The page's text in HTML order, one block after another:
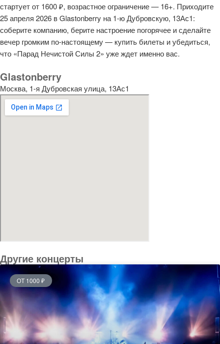
стартует от 1600 ₽, возрастное ограничение — 16+. Приходите
25 апреля 2026 в Glastonberry на 1-ю Дубровскую, 13Ас1:
соберите компанию, берите настроение погорячее и сделайте
вечер громким по-настоящему — купить билеты и убедиться,
что «Парад Нечистой Силы 2» уже ждет именно вас.
Glastonberry
Москва, 1-я Дубровская улица, 13Ас1
Другие концерты
ОТ 1000 ₽